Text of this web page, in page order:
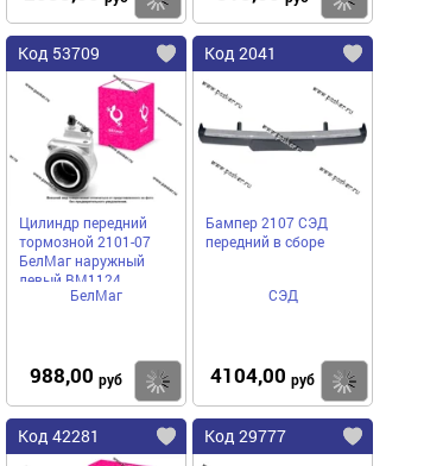
Код 53709
Цилиндр передний
тормозной 2101-07
БелМаг наружный
левый BM1124
БелМаг
988,00 руб Купить
Код 2041
Бампер 2107 СЭД
передний в сборе
СЭД
4104,00 руб
Код 42281 Код 29777